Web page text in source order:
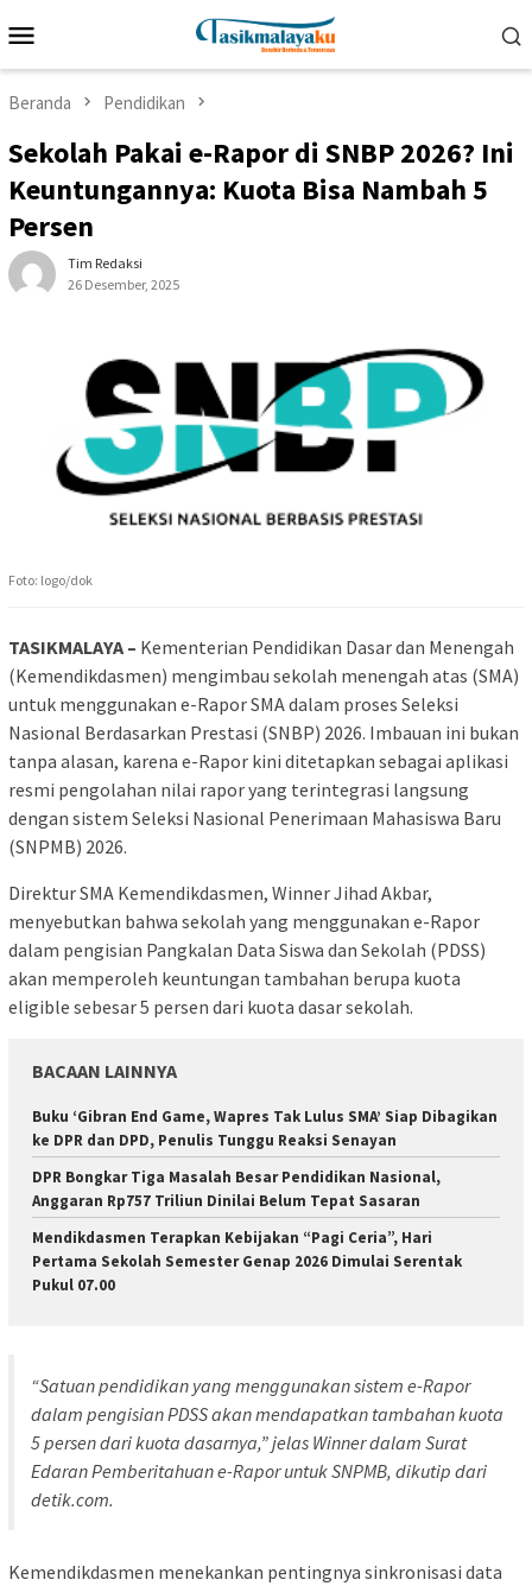
ke
Mobile
Beranda Pendidikan
Sekolah Pakai e-Rapor di SNBP 2026? Ini
Keuntungannya: Kuota Bisa Nambah 5
Persen
Tim Redaksi
26 Desember, 2025
Foto: logo/dok
TASIKMALAYA – Kementerian Pendidikan Dasar dan Menengah
(Kemendikdasmen) mengimbau sekolah menengah atas (SMA)
untuk menggunakan e-Rapor SMA dalam proses Seleksi
Nasional Berdasarkan Prestasi (SNBP) 2026. Imbauan ini bukan
tanpa alasan, karena e-Rapor kini ditetapkan sebagai aplikasi
resmi pengolahan nilai rapor yang terintegrasi langsung
dengan sistem Seleksi Nasional Penerimaan Mahasiswa Baru
(SNPMB) 2026.
Direktur SMA Kemendikdasmen, Winner Jihad Akbar,
menyebutkan bahwa sekolah yang menggunakan e-Rapor
dalam pengisian Pangkalan Data Siswa dan Sekolah (PDSS)
akan memperoleh keuntungan tambahan berupa kuota
eligible sebesar 5 persen dari kuota dasar sekolah.
BACAAN LAINNYA
Buku ‘Gibran End Game, Wapres Tak Lulus SMA’ Siap Dibagikan
ke DPR dan DPD, Penulis Tunggu Reaksi Senayan
DPR Bongkar Tiga Masalah Besar Pendidikan Nasional,
Anggaran Rp757 Triliun Dinilai Belum Tepat Sasaran
Mendikdasmen Terapkan Kebijakan “Pagi Ceria”, Hari
Pertama Sekolah Semester Genap 2026 Dimulai Serentak
Pukul 07.00
“Satuan pendidikan yang menggunakan sistem e-Rapor
dalam pengisian PDSS akan mendapatkan tambahan kuota
5 persen dari kuota dasarnya,” jelas Winner dalam Surat
Edaran Pemberitahuan e-Rapor untuk SNPMB, dikutip dari
detik.com.
Kemendikdasmen menekankan pentingnya sinkronisasi data